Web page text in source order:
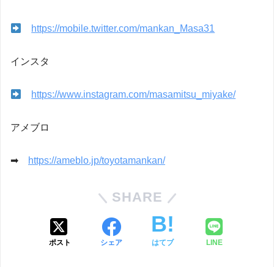
https://mobile.twitter.com/mankan_Masa31
インスタ
https://www.instagram.com/masamitsu_miyake/
アメブロ
➡ https://ameblo.jp/toyotamankan/
SHARE
ポスト シェア はてブ LINE